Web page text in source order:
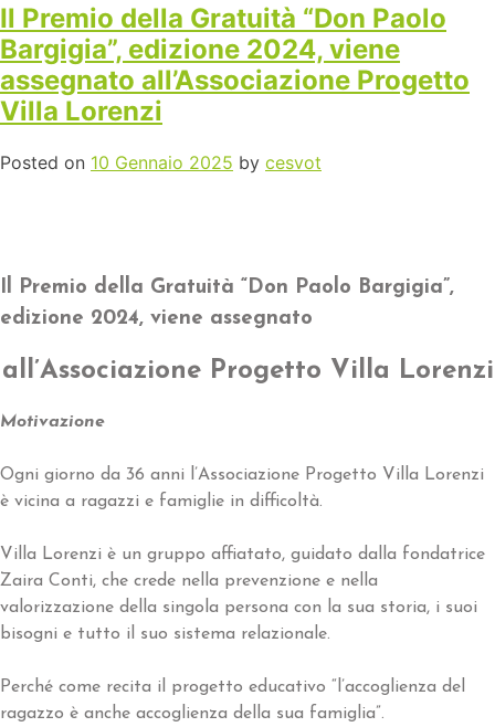
Il Premio della Gratuità “Don Paolo
Bargigia”, edizione 2024, viene
assegnato all’Associazione Progetto
Villa Lorenzi
Posted on 10 Gennaio 2025 by cesvot
Il Premio della Gratuità “Don Paolo Bargigia”,
edizione 2024, viene assegnato
all’Associazione Progetto Villa Lorenzi
Motivazione
Ogni giorno da 36 anni l’Associazione Progetto Villa Lorenzi
è vicina a ragazzi e famiglie in difficoltà.
Villa Lorenzi è un gruppo affiatato, guidato dalla fondatrice
Zaira Conti, che crede nella prevenzione e nella
valorizzazione della singola persona con la sua storia, i suoi
bisogni e tutto il suo sistema relazionale.
Perché come recita il progetto educativo “l’accoglienza del
ragazzo è anche accoglienza della sua famiglia”.